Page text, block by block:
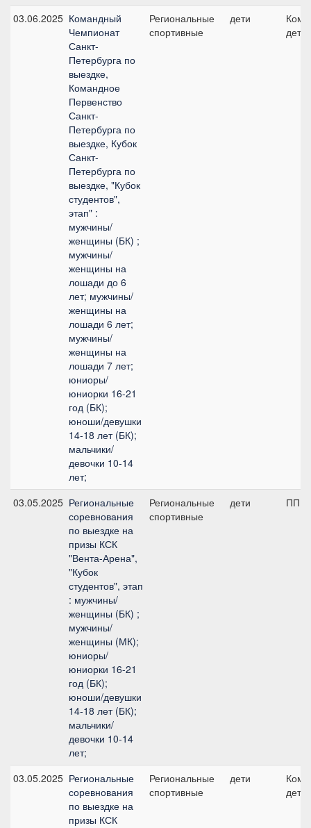
03.06.2025 Командный
Чемпионат
Санкт-
Петербурга по
выездке,
Командное
Первенство
Санкт-
Петербурга по
выездке, Кубок
Санкт-
Петербурга по
выездке, "Кубок
студентов",
этап" :
мужчины/
женщины (БК) ;
мужчины/
женщины на
лошади до 6
лет; мужчины/
женщины на
лошади 6 лет;
мужчины/
женщины на
лошади 7 лет;
юниоры/
юниорки 16-21
год (БК);
юноши/девушки
14-18 лет (БК);
мальчики/
девочки 10-14
лет;
Региональные
спортивные
дети
дети
03.05.2025 Региональные
соревнования
по выездке на
призы КСК
"Вента-Арена",
"Кубок
студентов", этап
: мужчины/
женщины (БК) ;
мужчины/
женщины (МК);
юниоры/
юниорки 16-21
год (БК);
юноши/девушки
14-18 лет (БК);
мальчики/
девочки 10-14
лет;
Региональные
спортивные
дети ПП
03.05.2025 Региональные
соревнования
по выездке на
призы КСК
Региональные
спортивные
дети
дети